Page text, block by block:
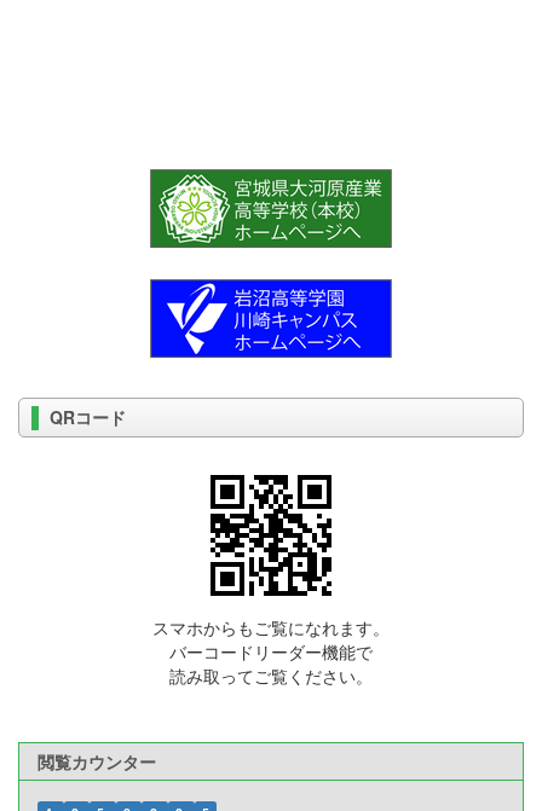
QRコード
スマホからもご覧になれます。
バーコードリーダー機能で
読み取ってご覧ください。
閲覧カウンター